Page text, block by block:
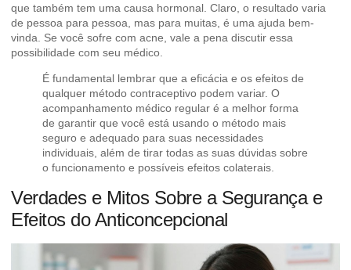
que também tem uma causa hormonal. Claro, o resultado varia
de pessoa para pessoa, mas para muitas, é uma ajuda bem-
vinda. Se você sofre com acne, vale a pena discutir essa
possibilidade com seu médico.
É fundamental lembrar que a eficácia e os efeitos de
qualquer método contraceptivo podem variar. O
acompanhamento médico regular é a melhor forma
de garantir que você está usando o método mais
seguro e adequado para suas necessidades
individuais, além de tirar todas as suas dúvidas sobre
o funcionamento e possíveis efeitos colaterais.
Verdades e Mitos Sobre a Segurança e
Efeitos do Anticoncepcional